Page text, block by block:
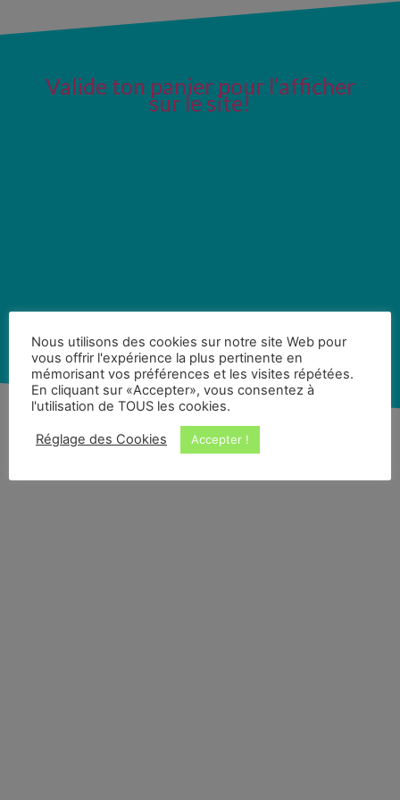
Valide ton panier pour l’afficher
sur le site!
Nous utilisons des cookies sur notre site Web pour
vous offrir l'expérience la plus pertinente en
mémorisant vos préférences et les visites répétées.
En cliquant sur «Accepter», vous consentez à
l'utilisation de TOUS les cookies.
Réglage des Cookies Accepter !